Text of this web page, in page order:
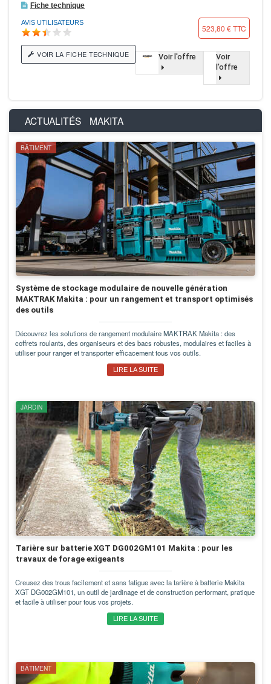
Fiche technique
AVIS UTILISATEURS
523,80 € TTC
VOIR LA FICHE TECHNIQUE Voir l'offre
Voir
l'offre
ACTUALITÉS MAKITA
BÂTIMENT
Système de stockage modulaire de nouvelle génération
MAKTRAK Makita : pour un rangement et transport optimisés
des outils
Découvrez les solutions de rangement modulaire MAKTRAK Makita : des
coffrets roulants, des organiseurs et des bacs robustes, modulaires et faciles à
utiliser pour ranger et transporter efficacement tous vos outils.
LIRE LA SUITE
JARDIN
Tarière sur batterie XGT DG002GM101 Makita : pour les
travaux de forage exigeants
Creusez des trous facilement et sans fatigue avec la tarière à batterie Makita
XGT DG002GM101, un outil de jardinage et de construction performant, pratique
et facile à utiliser pour tous vos projets.
LIRE LA SUITE
BÂTIMENT